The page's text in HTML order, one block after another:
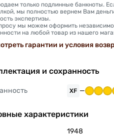
только подлинные банкноты.
мы полностью вернем Вам
экспертизы.
мы можем оформить
на любой товар из нашего
гарантии и условия
и сохранность
XF —
характеристики
1948